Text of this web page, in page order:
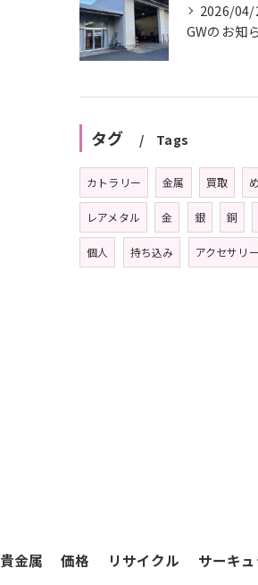
2026/04/
GWのお知
タグ Tags
カトラリー 金属 買取
レアメタル 金 銀 銅
個人 持ち込み アクセサリー
貴金属 価格 リサイクル サーキ